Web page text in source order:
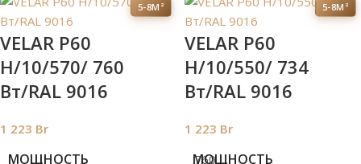
5-8М²
VELAR P60
H/10/570/ 760
Bт/RAL 9016
1 223 Br
МОЩНОСТЬ 760
5-8М²
VELAR P60
H/10/550/ 734
Bт/RAL 9016
1 223 Br
МОЩНОСТЬ